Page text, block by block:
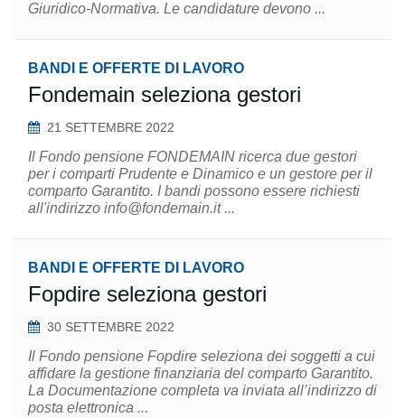
Giuridico-Normativa. Le candidature devono ...
BANDI E OFFERTE DI LAVORO
Fondemain seleziona gestori
21 SETTEMBRE 2022
Il Fondo pensione FONDEMAIN ricerca due gestori
per i comparti Prudente e Dinamico e un gestore per il
comparto Garantito. I bandi possono essere richiesti
all'indirizzo info@fondemain.it ...
BANDI E OFFERTE DI LAVORO
Fopdire seleziona gestori
30 SETTEMBRE 2022
Il Fondo pensione Fopdire seleziona dei soggetti a cui
affidare la gestione finanziaria del comparto Garantito.
La Documentazione completa va inviata all’indirizzo di
posta elettronica ...